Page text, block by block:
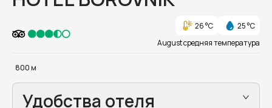
26 °C
25 °C
August средняя температура
800 м
Удобства отеля